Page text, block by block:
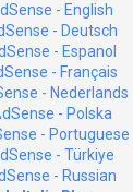
- English
- Deutsch
- Espanol
- Français
- Nederlands
- Polska
- Portuguese
- Türkiye
- Russian